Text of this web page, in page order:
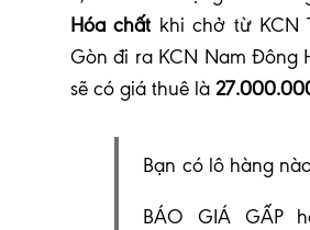
Hóa chất khi chở từ KCN
Gòn đi ra KCN Nam Đông
sẽ có giá thuê là
Bạn có lô hàng
BÁO GIÁ GẤP